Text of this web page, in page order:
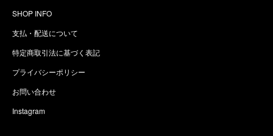
SHOP INFO
支払・配送について
特定商取引法に基づく表記
プライバシーポリシー
お問い合わせ
Instagram